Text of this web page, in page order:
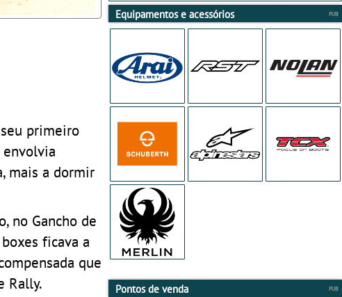
primeiro
mais a dormir
no Gancho de
ficava a
que
Rally.
Equipamentos e acessórios
Pontos de venda